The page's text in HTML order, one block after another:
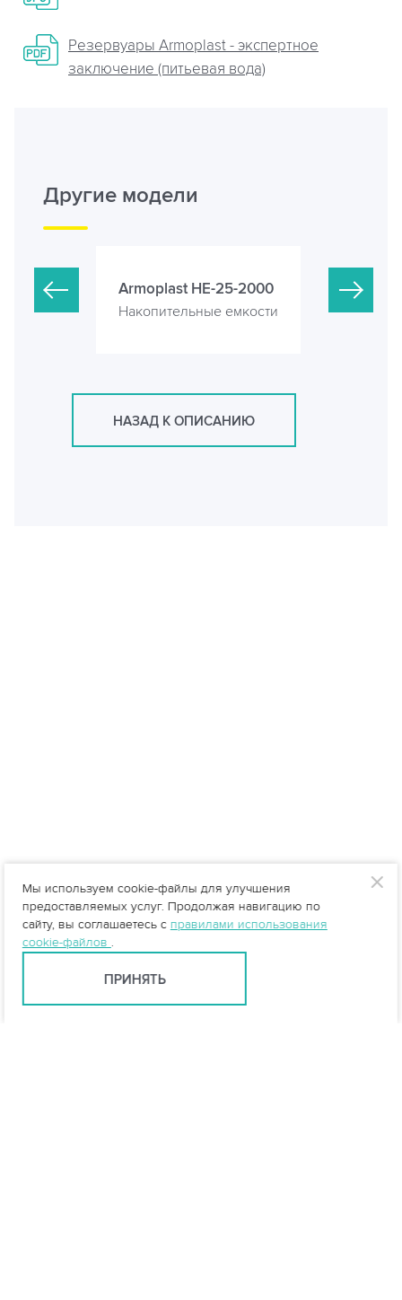
Резервуары Armoplast - экспертное
заключение (питьевая вода)
Другие модели
(кубов)
емкости
Armoplast HE-25-2000
Накопительные емкости
НАЗАД К ОПИСАНИЮ
Мы используем cookie-файлы для улучшения
предоставляемых услуг. Продолжая навигацию по
сайту, вы соглашаетесь с правилами использования
cookie-файлов .
ПРИНЯТЬ